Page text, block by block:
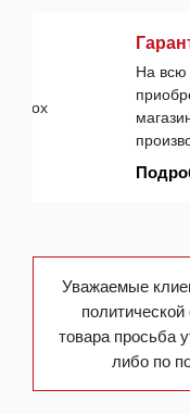
На всю
Уважаемые
товара просьба
либо по